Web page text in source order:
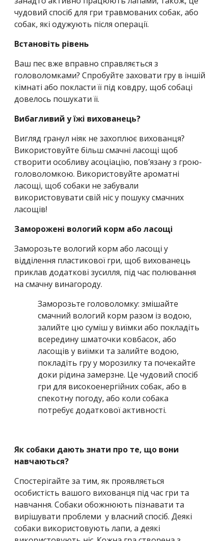
чудовий спосіб для гри травмованих собак, або
собак, які одужують після операції.
Встановіть рівень
Ваш пес вже вправно справляється з
головоломками? Спробуйте заховати гру в іншій
кімнаті або покласти її під ковдру, щоб собаці
довелось пошукати її.
Вибагливий у їжі вихованець?
Вигляд гранул ніяк не захоплює вихованця?
Використовуйте більш смачні ласощі щоб
створити особливу асоціацію, пов’язану з грою-
головоломкою. Використовуйте ароматні
ласощі, щоб собаки не забували
використовувати свій ніс у пошуку смачних
ласощів!
Заморожені вологий корм або ласощі
Заморозьте вологий корм або ласощі у
відділення пластикової гри, щоб вихованець
приклав додаткові зусилля, під час полювання
на смачну винагороду.
Заморозьте головоломку: змішайте
смачний вологий корм разом із водою,
залийте цю суміш у виїмки або покладіть
всередину шматочки ковбасок, або
ласощів у виїмки та залийте водою,
покладіть гру у морозилку та почекайте
доки рідина замерзне. Це чудовий спосіб
гри для високоенергійних собак, або в
спекотну погоду, або коли собака
потребує додаткової активності.
Як собаки дають знати про те, що вони
навчаються?
Спостерігайте за тим, як проявляється
особистість вашого вихованця під час гри та
навчання. Собаки обожнюють пізнавати та
вирішувати проблеми у власний спосіб. Деякі
собаки використовують лапи, а деякі